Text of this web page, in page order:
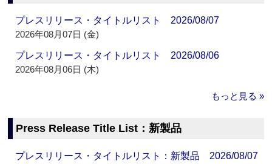
プレスリリース・タイトルリスト 2026/08/07
2026年08月07日 (金)
プレスリリース・タイトルリスト 2026/08/06
2026年08月06日 (木)
もっと見る »
Press Release Title List：新製品
プレスリリース・タイトルリスト：新製品 2026/08/07